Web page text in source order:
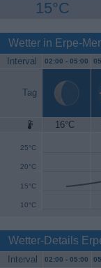
15°C
Wetter in Erpe-
Interval 02:00 - 05:00
Tag
16°C
10°C
15°C
20°C
25°C
30°C
Wetter-Details
Interval 02:00 - 05:00